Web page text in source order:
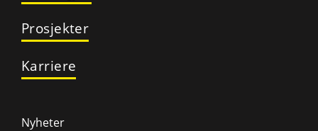
Prosjekter
Karriere
Nyheter